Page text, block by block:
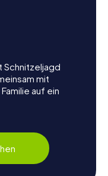
Schnitzeljagd
mit
auf ein